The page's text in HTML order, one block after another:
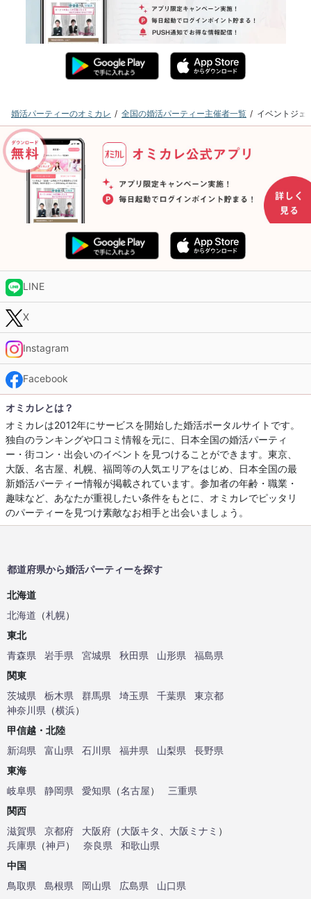
婚活パーティーのオミカレ 全国の婚活パーティー主催者一覧 イベントジェ
LINE
X
Instagram
Facebook
オミカレとは？
オミカレは2012年にサービスを開始した婚活ポータルサイトです。
独自のランキングや口コミ情報を元に、日本全国の婚活パーティ
ー・街コン・出会いのイベントを見つけることができます。東京、
大阪、名古屋、札幌、福岡等の人気エリアをはじめ、日本全国の最
新婚活パーティー情報が掲載されています。参加者の年齢・職業・
趣味など、あなたが重視したい条件をもとに、オミカレでピッタリ
のパーティーを見つけ素敵なお相手と出会いましょう。
都道府県から婚活パーティーを探す
北海道
北海道 （札幌）
東北
青森県
岩手県 宮城県 秋田県 山形県
福島県
関東
茨城県
栃木県 群馬県 埼玉県 千葉県
東京都
神奈川県 （横浜）
甲信越・北陸
新潟県
富山県 石川県 福井県 山梨県
長野県
東海
岐阜県
静岡県 愛知県 （名古屋）
三重県
関西
滋賀県
京都府 大阪府 （大阪キタ 大阪ミナミ ）
兵庫県 （神戸） 奈良県
和歌山県
中国
鳥取県
島根県 岡山県 広島県
山口県